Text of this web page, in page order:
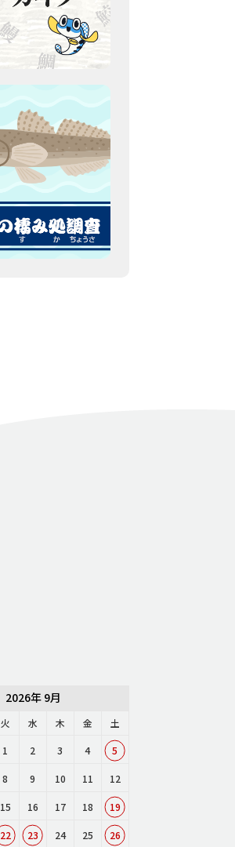
2026年 9月
火 水 木 金 土
1 2 3 4 5
8 9 10 11 12
15 16 17 18 19
22 23 24 25 26